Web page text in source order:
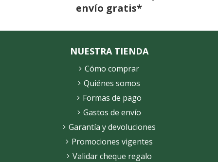
envío gratis*
NUESTRA TIENDA
Cómo comprar
Quiénes somos
Formas de pago
Gastos de envío
Garantía y devoluciones
Promociones vigentes
Validar cheque regalo